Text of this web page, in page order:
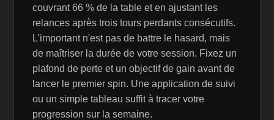
couvrant 66 % de la table et en ajustant les
relances après trois tours perdants consécutifs.
L'important n'est pas de battre le hasard, mais
de maîtriser la durée de votre session. Fixez un
plafond de perte et un objectif de gain avant de
lancer le premier spin. Une application de suivi
ou un simple tableau suffit à tracer votre
progression sur la semaine.